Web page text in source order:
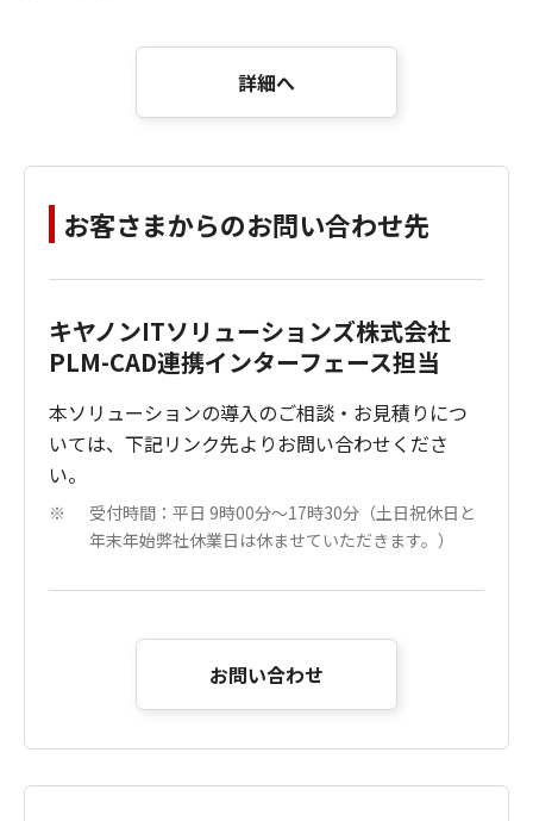
詳細へ
お客さまからのお問い合わせ先
キヤノンITソリューションズ株式会社
PLM-CAD連携インターフェース担当
本ソリューションの導入のご相談・お見積りにつ
いては、下記リンク先よりお問い合わせくださ
い。
※
受付時間：平日 9時00分～17時30分（土日祝休日と
年末年始弊社休業日は休ませていただきます。）
お問い合わせ